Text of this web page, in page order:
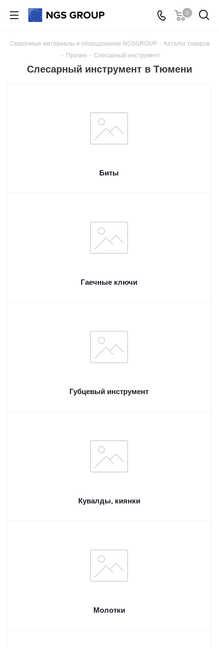
0
Сварочные материалы и оборудование NGSGROUP - Каталог товаров
- Прочее - Слесарный инструмент
Слесарный инструмент в Тюмени
Биты
Гаечные ключи
Губцевый инструмент
Кувалды, киянки
Молотки